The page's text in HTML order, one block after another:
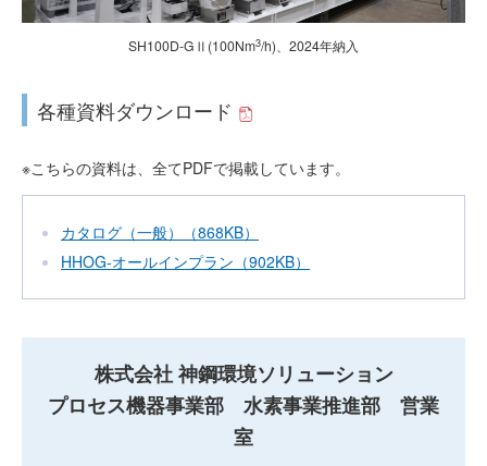
SH100D-GⅡ(100Nm3/h)、2024年納入
各種資料ダウンロード
※こちらの資料は、全てPDFで掲載しています。
カタログ（一般）（868KB）
HHOG-オールインプラン（902KB）
株式会社 神鋼環境ソリューション
プロセス機器事業部 水素事業推進部 営業
室